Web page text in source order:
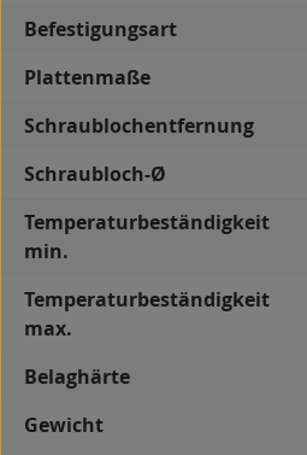
Befestigungsart
Plattenmaße
Schraublochentfernung
Schraubloch-Ø
Temperaturbeständigkeit
min.
Temperaturbeständigkeit
max.
Belaghärte
Gewicht